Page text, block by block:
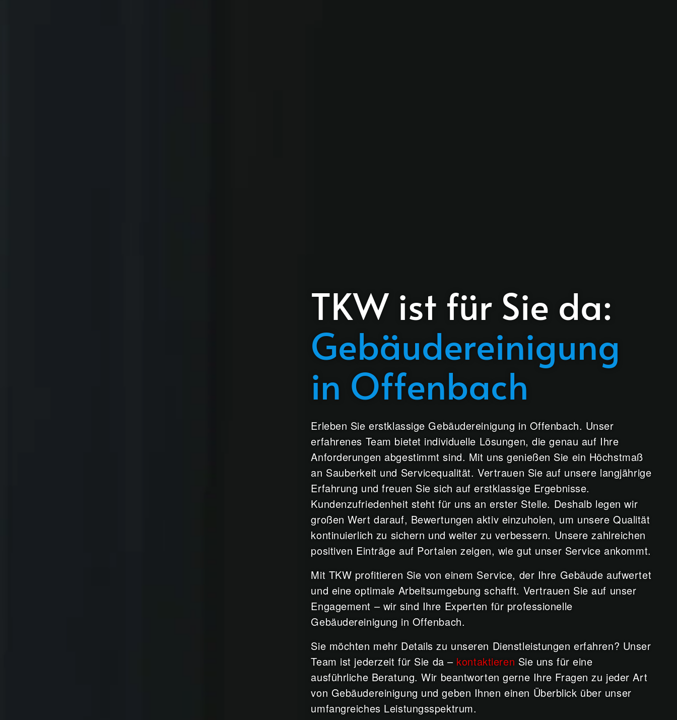
TKW ist für Sie da:
Gebäudereinigung
in Offenbach
Erleben Sie erstklassige Gebäudereinigung in Offenbach. Unser
erfahrenes Team bietet individuelle Lösungen, die genau auf Ihre
Anforderungen abgestimmt sind. Mit uns genießen Sie ein Höchstmaß
an Sauberkeit und Servicequalität. Vertrauen Sie auf unsere langjährige
Erfahrung und freuen Sie sich auf erstklassige Ergebnisse.
Kundenzufriedenheit steht für uns an erster Stelle. Deshalb legen wir
großen Wert darauf, Bewertungen aktiv einzuholen, um unsere Qualität
kontinuierlich zu sichern und weiter zu verbessern. Unsere zahlreichen
positiven Einträge auf Portalen zeigen, wie gut unser Service ankommt.
Mit TKW profitieren Sie von einem Service, der Ihre Gebäude aufwertet
und eine optimale Arbeitsumgebung schafft. Vertrauen Sie auf unser
Engagement – wir sind Ihre Experten für professionelle
Gebäudereinigung in Offenbach.
Sie möchten mehr Details zu unseren Dienstleistungen erfahren? Unser
Team ist jederzeit für Sie da – kontaktieren Sie uns für eine
ausführliche Beratung. Wir beantworten gerne Ihre Fragen zu jeder Art
von Gebäudereinigung und geben Ihnen einen Überblick über unser
umfangreiches Leistungsspektrum.